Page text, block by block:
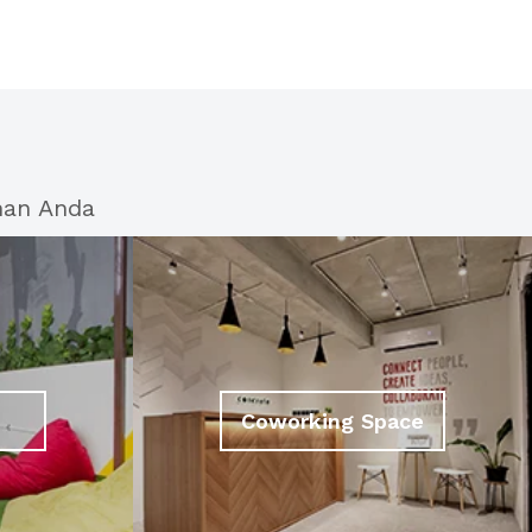
Anda
Coworking Space